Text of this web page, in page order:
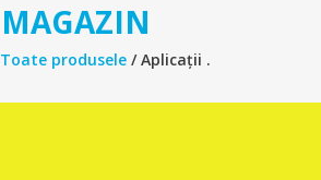
MAGAZIN
Toate produsele / Aplicații .